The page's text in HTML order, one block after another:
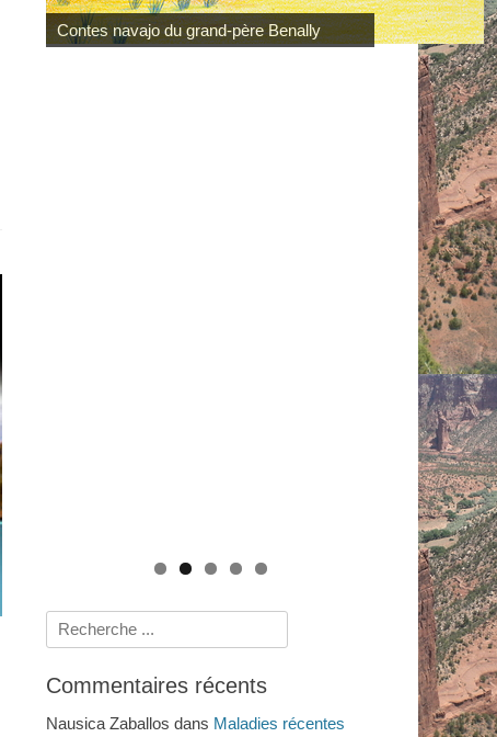
Contes navajo du grand-père Benally
Rechercher :
Commentaires récents
Nausica Zaballos dans Maladies récentes